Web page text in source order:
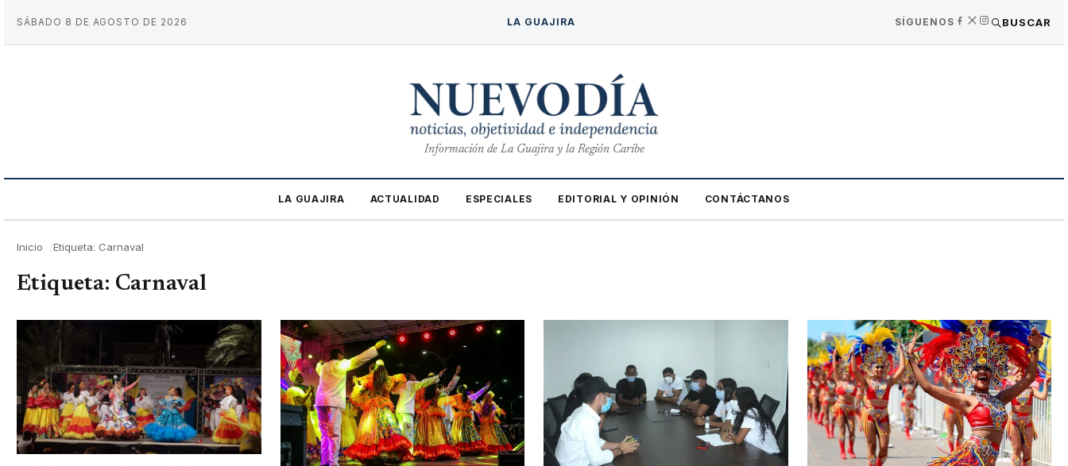
SÁBADO 8 DE AGOSTO DE 2026 LA GUAJIRA SÍGUENOS BUSCAR
Información de La Guajira y la Región Caribe
LA GUAJIRA ACTUALIDAD ESPECIALES EDITORIAL Y OPINIÓN CONTÁCTANOS
Inicio Etiqueta: Carnaval
Etiqueta: Carnaval